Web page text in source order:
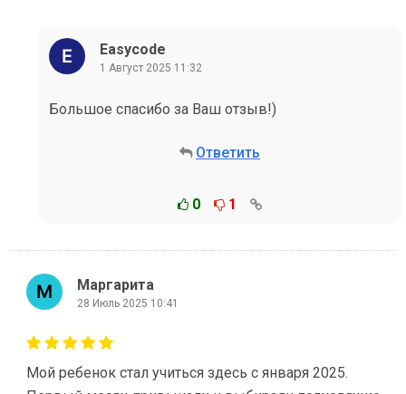
Easycode
1 Август 2025 11:32
Большое спасибо за Ваш отзыв!)
Ответить
0 1
Маргарита
28 Июль 2025 10:41
Мой ребенок стал учиться здесь с января 2025.